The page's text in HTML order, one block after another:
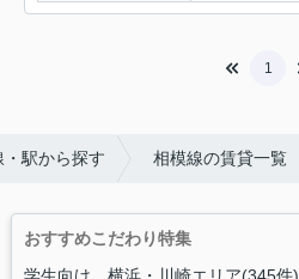
1
・駅から探す 相模線の賃貸一覧
おすすめこだわり特集